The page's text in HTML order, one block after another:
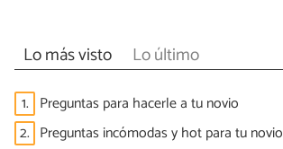
Lo más visto Lo último
1. Preguntas para hacerle a tu novio
2. Preguntas incómodas y hot para tu novio